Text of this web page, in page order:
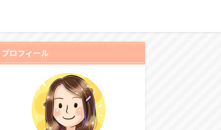
プロフィール